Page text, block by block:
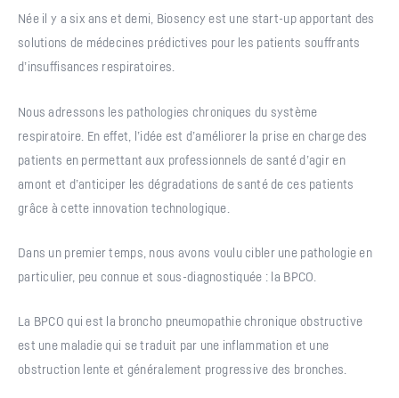
Née il y a six ans et demi, Biosency est une start-up apportant des
solutions de médecines prédictives pour les patients souffrants
d’insuffisances respiratoires.
Nous adressons les pathologies chroniques du système
respiratoire. En effet, l’idée est d’améliorer la prise en charge des
patients en permettant aux professionnels de santé d’agir en
amont et d’anticiper les dégradations de santé de ces patients
grâce à cette innovation technologique.
Dans un premier temps, nous avons voulu cibler une pathologie en
particulier, peu connue et sous-diagnostiquée : la BPCO.
La BPCO qui est la broncho pneumopathie chronique obstructive
est une maladie qui se traduit par une inflammation et une
obstruction lente et généralement progressive des bronches.